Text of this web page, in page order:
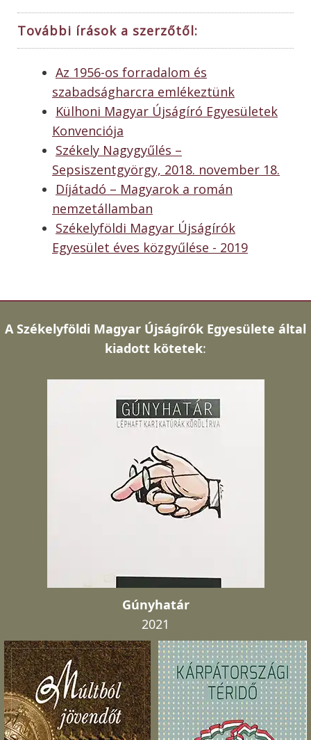
További írások a szerzőtől:
Az 1956-os forradalom és
szabadságharcra emlékeztünk
Külhoni Magyar Újságíró Egyesületek
Konvenciója
Székely Nagygyűlés –
Sepsiszentgyörgy, 2018. november 18.
Díjátadó – Magyarok a román
nemzetállamban
Székelyföldi Magyar Újságírók
Egyesület éves közgyűlése - 2019
A Székelyföldi Magyar Újságírók Egyesülete által
kiadott kötetek:
Gúnyhatár
2021